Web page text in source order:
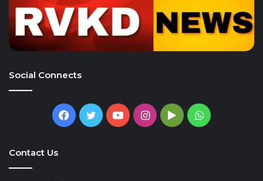
Social Connects
Facebook
TwitterYouTubeInstagram
GoogleWhatsApp
Contact Us